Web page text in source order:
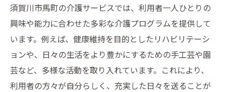
須賀川市馬町の介護サービスでは、利用者一人ひとりの
興味や能力に合わせた多彩な介護プログラムを提供して
います。例えば、健康維持を目的としたリハビリテーシ
ョンや、日々の生活をより豊かにするための手工芸や園
芸など、多様な活動を取り入れています。これにより、
利用者の方々が自分らしく、充実した日々を送ることが